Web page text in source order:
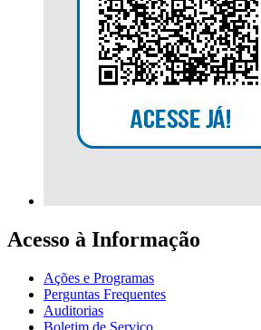
Acesso à Informação
Ações e Programas
Perguntas Frequentes
Auditorias
Boletim de Serviço